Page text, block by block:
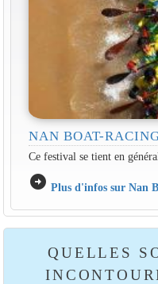
NAN BOAT-
Ce festival se tient en
arrow_circle_right Plus d'infos sur Nan
QUELLES